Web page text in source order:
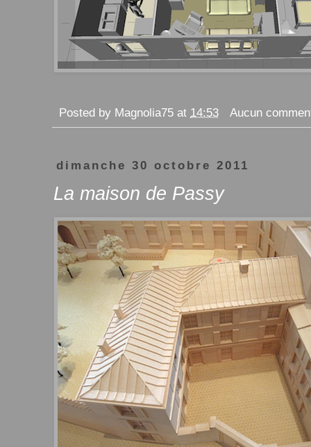
Posted by Magnolia75 at 14:53 Aucun
dimanche 30 octobre 2011
La maison de Passy